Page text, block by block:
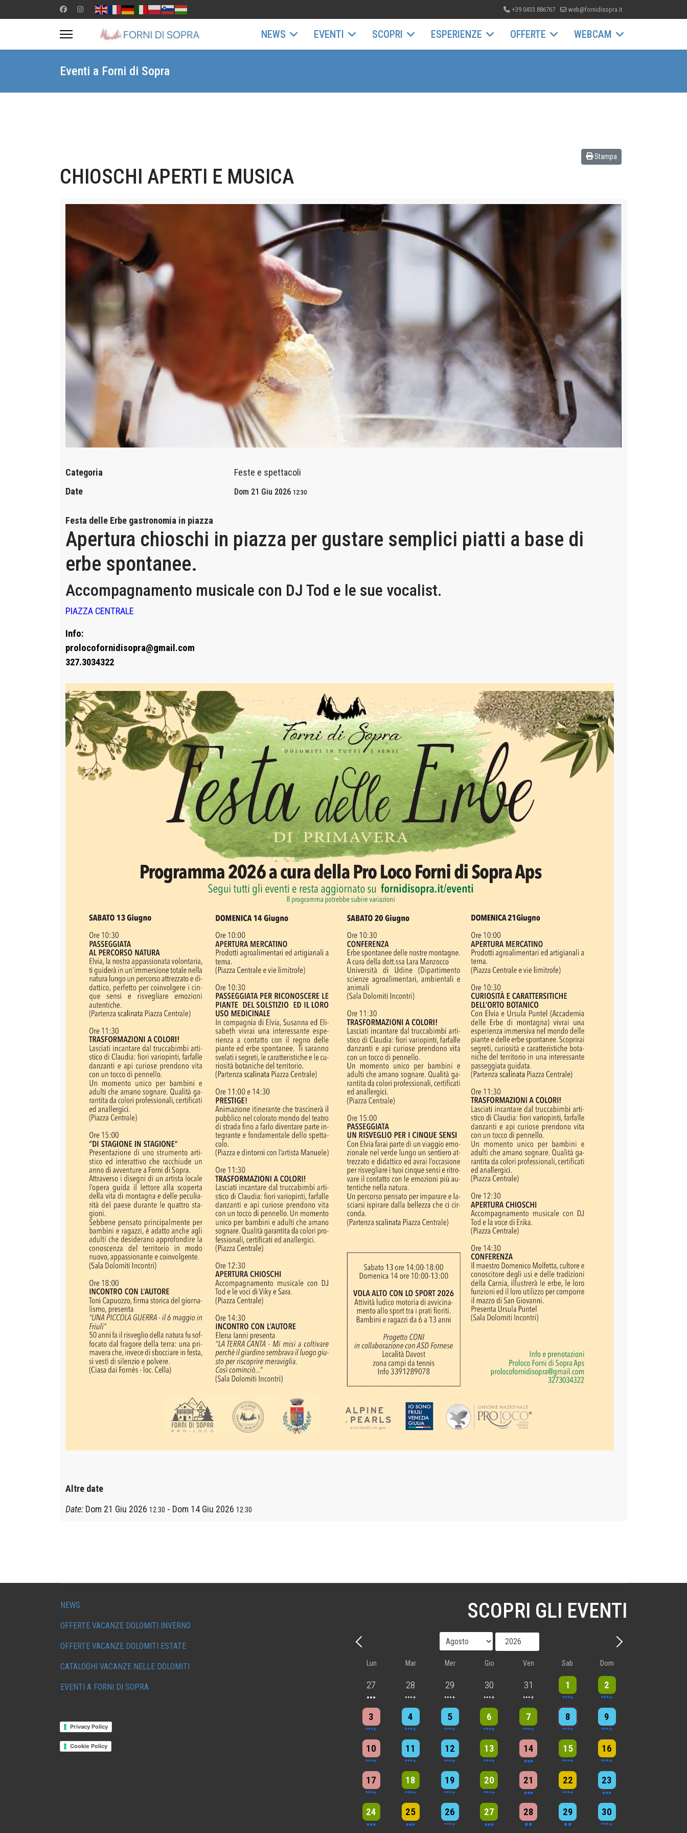
+39 0433.886767 web@fornidisopra.it
NEWS EVENTI SCOPRI ESPERIENZE OFFERTE WEBCAM
Eventi a Forni di Sopra
Stampa
CHIOSCHI APERTI E MUSICA
Categoria
Feste e spettacoli
Date
Dom 21 Giu 2026 12:30
Festa delle Erbe gastronomia in piazza
Apertura chioschi in piazza per gustare semplici piatti a base di
erbe spontanee.
Accompagnamento musicale con DJ Tod e le sue vocalist.
PIAZZA CENTRALE
Info:
prolocofornidisopra@gmail.com
327.3034322
Altre date
Date: Dom 21 Giu 202612:30 - Dom 14 Giu 202612:30
NEWS
OFFERTE VACANZE DOLOMITI INVERNO
OFFERTE VACANZE DOLOMITI ESTATE
CATALOGHI VACANZE NELLE DOLOMITI
EVENTI A FORNI DI SOPRA
Privacy Policy
Cookie Policy
SCOPRI GLI EVENTI
Precedente - Mese
Anno
Avanti - Mese
Lun Mar Mer Gio Ven Sab Dom
27
3 events 28
4 events 29
5 events 30
5 events 31
5 events 1
9 events 2
8 events
3
4 events 4
4 events 5
7 events 6
6 events 7
5 events 8
7 events 9
8 events
10
5 events 11
7 events 12
6 events 13
9 events 14
3 events 15
7 events 16
4 events
17
5 events 18
6 events 19
7 events 20
6 events 21
3 events 22
4 events 23
3 events
24
3 events 25
3 events 26
6 events 27
3 events 28
2 events 29
2 events 30
4 events